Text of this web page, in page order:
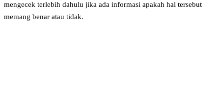
mengecek terlebih dahulu jika ada informasi apakah hal tersebut
memang benar atau tidak.